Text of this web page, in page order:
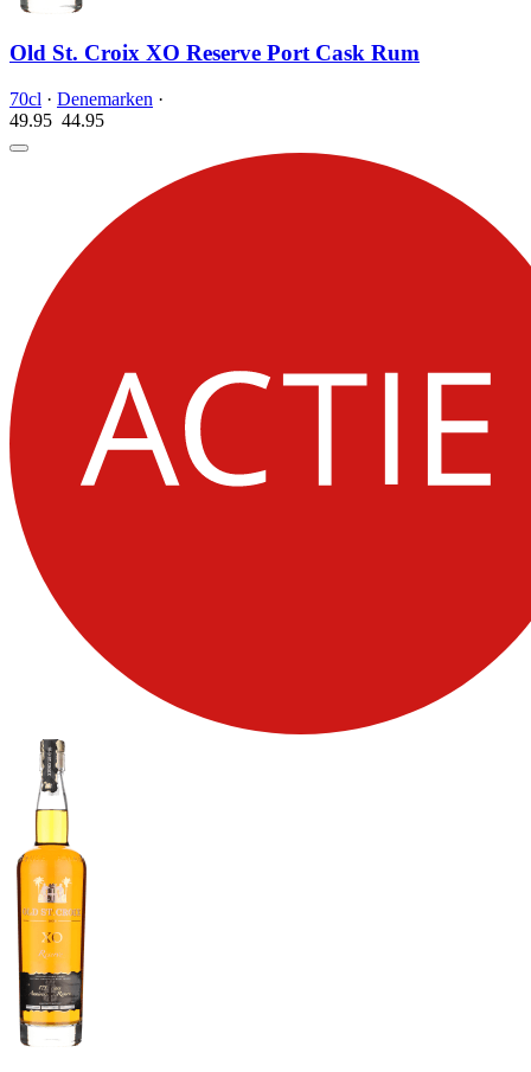
Old St. Croix XO Reserve Port Cask Rum
70cl · Denemarken ·
49.95 44.95